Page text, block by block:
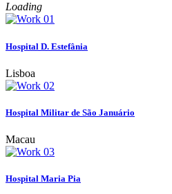
Loading
Hospital D. Estefânia
Lisboa
Hospital Militar de São Januário
Macau
Hospital Maria Pia